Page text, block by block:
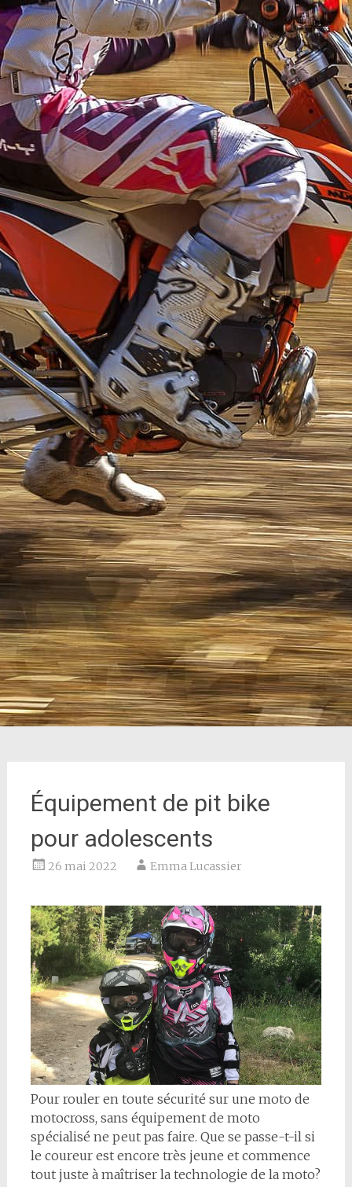
Équipement de pit bike
pour adolescents
26 mai 2022 Emma Lucassier
Pour rouler en toute sécurité sur une moto de
motocross, sans équipement de moto
spécialisé ne peut pas faire. Que se passe-t-il si
le coureur est encore très jeune et commence
tout juste à maîtriser la technologie de la moto?